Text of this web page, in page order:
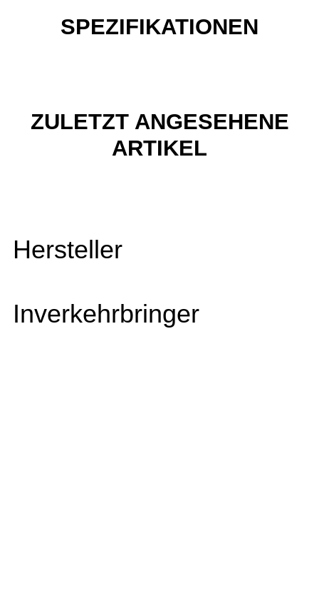
SPEZIFIKATIONEN
ZULETZT ANGESEHENE
ARTIKEL
Hersteller
Inverkehrbringer